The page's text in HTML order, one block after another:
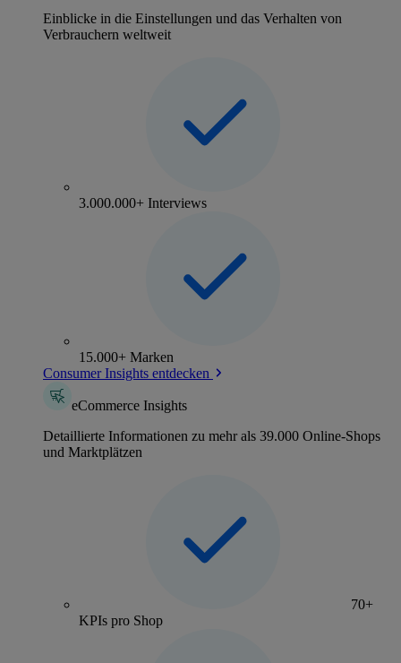
Einblicke in die Einstellungen und das Verhalten von
Verbrauchern weltweit
3.000.000+ Interviews
15.000+ Marken
Consumer Insights entdecken
eCommerce Insights
Detaillierte Informationen zu mehr als 39.000 Online-Shops
und Marktplätzen
70+
KPIs pro Shop